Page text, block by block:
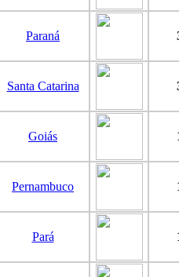
Paraná
Santa Catarina
Goiás
Pernambuco
Pará